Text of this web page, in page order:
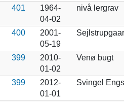
401
1964-
04-02
nivå lergrav
400
2001-
05-19
399
2010-
01-02
Venø bugt
399
2012-
01-01
Svingel